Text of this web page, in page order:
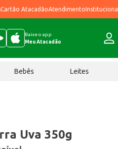
Cartão AtacadãoAtendimentoInstitucional
Baixe o app
Meu Atacadão
Bebês Leites
Uva 350g